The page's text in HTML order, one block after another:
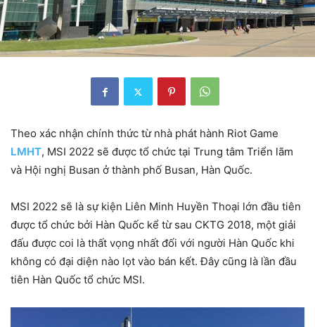
Theo xác nhận chính thức từ nhà phát hành Riot Game
LMHT, MSI 2022 sẽ được tổ chức tại Trung tâm Triển lãm
và Hội nghị Busan ở thành phố Busan, Hàn Quốc.
MSI 2022 sẽ là sự kiện Liên Minh Huyền Thoại lớn đầu tiên
được tổ chức bởi Hàn Quốc kể từ sau CKTG 2018, một giải
đấu được coi là thất vọng nhất đối với người Hàn Quốc khi
không có đại diện nào lọt vào bán kết. Đây cũng là lần đầu
tiên Hàn Quốc tổ chức MSI.